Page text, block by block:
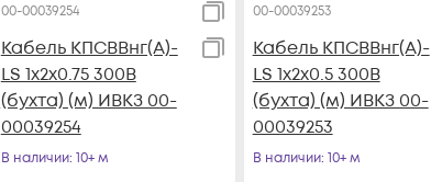
00-00039254
Кабель КПСВВнг(А)-
LS 1х2х0.75 300В
(бухта) (м) ИВКЗ 00-
00039254
В наличии: 10+ м
00-00039253
Кабель КПСВВнг(А)-
LS 1х2х0.5 300В
(бухта) (м) ИВКЗ 00-
00039253
В наличии: 10+ м